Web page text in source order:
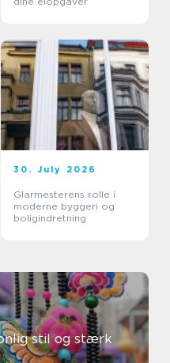
30. July 2026
Glarmesterens rolle i
moderne byggeri og
boligindretning